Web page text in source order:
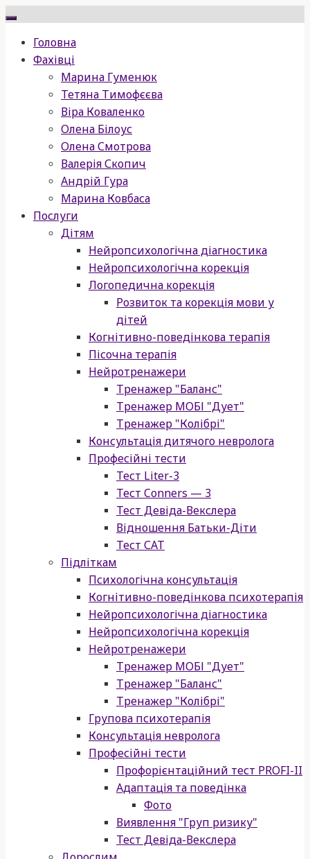
Skip
contentГоловна
Фахівці
Марина Гуменюк
Тетяна Тимофєєва
Віра Коваленко
Олена Білоус
Олена Смотрова
Валерія Скопич
Андрій Гура
Марина Ковбаса
Послуги
Дітям
Нейропсихологічна діагностика
Нейропсихологічна корекція
Логопедична корекція
Розвиток та корекція мови у
дітей
Когнітивно-поведінкова терапія
Пісочна терапія
Нейротренажери
Тренажер "Баланс"
Тренажер МОБІ "Дует"
Тренажер "Колібрі"
Консультація дитячого невролога
Професійні тести
Тест Liter-3
Тест Conners — 3
Тест Девіда-Векслера
Відношення Батьки-Діти
Тест САТ
Підліткам
Психологічна консультація
Когнітивно-поведінкова психотерапія
Нейропсихологічна діагностика
Нейропсихологічна корекція
Нейротренажери
Тренажер МОБІ "Дует"
Тренажер "Баланс"
Тренажер "Колібрі"
Групова психотерапія
Консультація невролога
Професійні тести
Профорієнтаційний тест PROFI-II
Адаптація та поведінка
Фото
Виявлення "Груп ризику"
Тест Девіда-Векслера